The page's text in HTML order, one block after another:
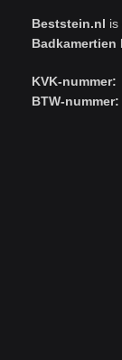
Beststein.nl is
Badkamertien
KVK-nummer:
BTW-nummer: